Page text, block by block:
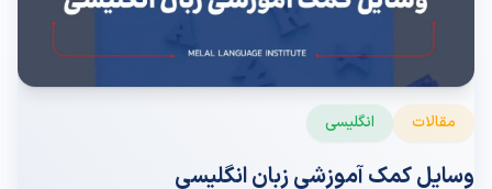
مقالات انگلیسی
وسایل کمک آموزشی زبان انگلیسی